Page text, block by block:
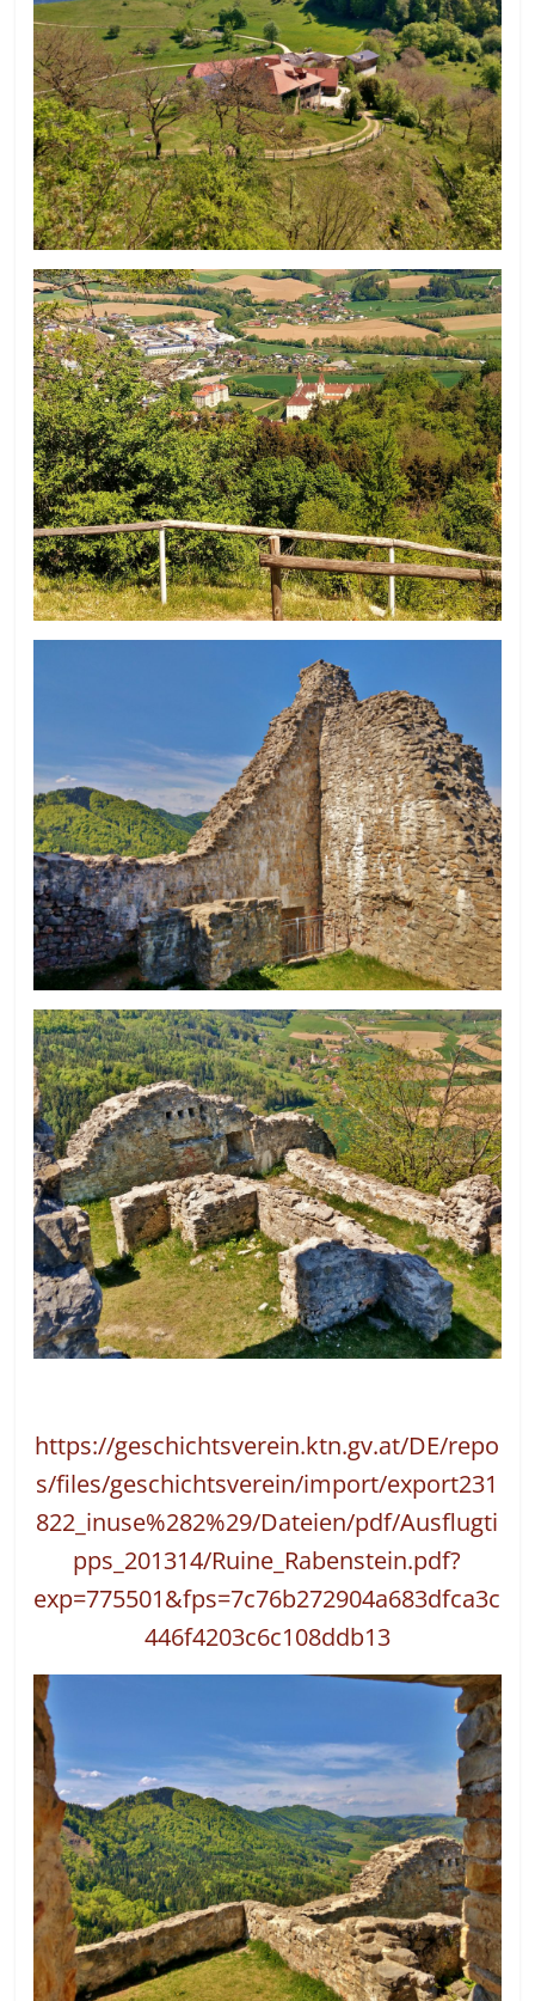
https://geschichtsverein.ktn.gv.at/DE/repo
s/files/geschichtsverein/import/export231
822_inuse%282%29/Dateien/pdf/Ausflugti
pps_201314/Ruine_Rabenstein.pdf?
exp=775501&fps=7c76b272904a683dfca3c
446f4203c6c108ddb13